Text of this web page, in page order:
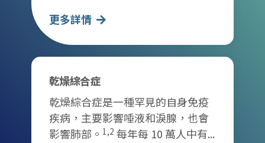
更多詳情
乾燥綜合症
乾燥綜合症是一種罕見的自身免疫
疾病，主要影響唾液和淚腺，也會
影響肺部。 1,2 每年每 10 萬人中有...